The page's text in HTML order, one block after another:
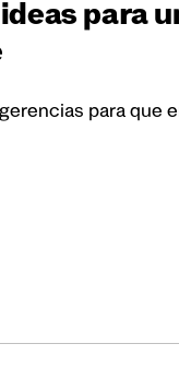
para
para que